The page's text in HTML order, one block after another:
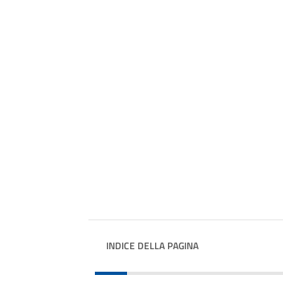
INDICE DELLA PAGINA